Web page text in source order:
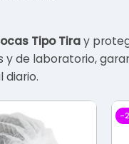
Tipo Tiray
y de laboratorio,
diario.
-